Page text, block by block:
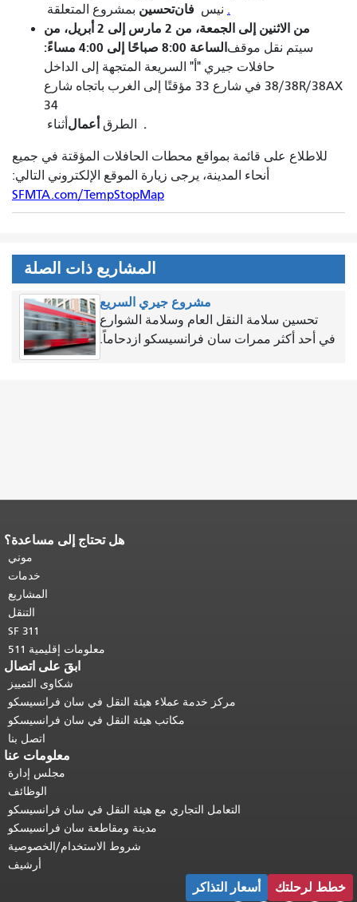
المتعلقة بمشروع تحسينفان نيس .
من الاثنين إلى الجمعة، من 2 مارس إلى 2 أبريل، من
الساعة 8:00 صباحًا إلى 4:00 مساءً:سيتم نقل موقف
حافلات جيري "أ" السريعة المتجهة إلى الداخل
38/38R/38AX في شارع 33 مؤقتًا إلى الغرب باتجاه شارع
34
أثناء أعمال الطرق .
للاطلاع على قائمة بمواقع محطات الحافلات المؤقتة في جميع
أنحاء المدينة، يرجى زيارة الموقع الإلكتروني التالي:
SFMTA.com/TempStopMap
المشاريع ذات الصلة
مشروع جيري السريع
تحسين سلامة النقل العام وسلامة الشوارع
في أحد أكثر ممرات سان فرانسيسكو ازدحاماً.
هل تحتاج إلى مساعدة؟
موني
خدمات
المشاريع
التنقل
SF 311
معلومات إقليمية 511
ابقَ على اتصال
شكاوى التمييز
مركز خدمة عملاء هيئة النقل في سان فرانسيسكو
مكاتب هيئة النقل في سان فرانسيسكو
اتصل بنا
معلومات عنا
مجلس إدارة
الوظائف
التعامل التجاري مع هيئة النقل في سان فرانسيسكو
مدينة ومقاطعة سان فرانسيسكو
شروط الاستخدام/الخصوصية
أرشيف
خطط لرحلتك أسعار التذاكر